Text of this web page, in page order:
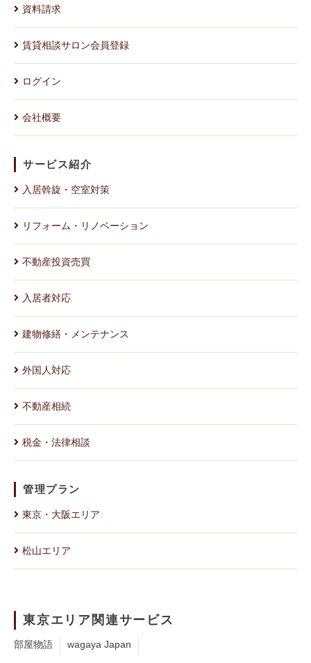
資料請求
賃貸相談サロン会員登録
ログイン
会社概要
サービス紹介
入居斡旋・空室対策
リフォーム・リノベーション
不動産投資売買
入居者対応
建物修繕・メンテナンス
外国人対応
不動産相続
税金・法律相談
管理プラン
東京・大阪エリア
松山エリア
東京エリア関連サービス
部屋物語 wagaya Japan